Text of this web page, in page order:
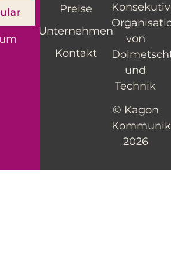
Preise
Unternehmen
Kontakt
von
und
Technik
© Kagon
2026